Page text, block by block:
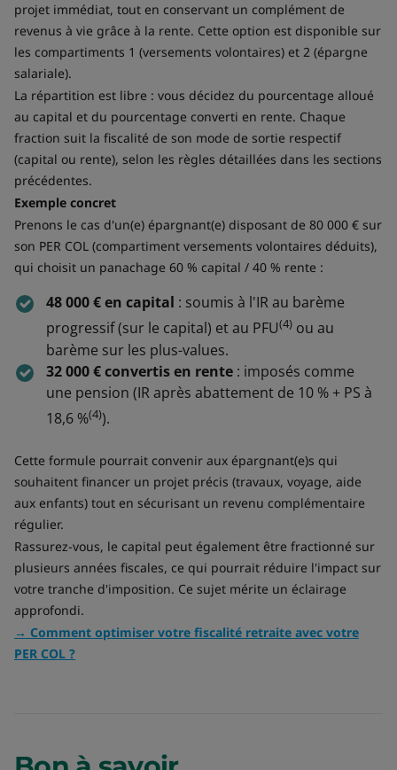
projet immédiat, tout en conservant un complément de
revenus à vie grâce à la rente. Cette option est disponible sur
les compartiments 1 (versements volontaires) et 2 (épargne
salariale).
La répartition est libre : vous décidez du pourcentage alloué
au capital et du pourcentage converti en rente. Chaque
fraction suit la fiscalité de son mode de sortie respectif
(capital ou rente), selon les règles détaillées dans les sections
précédentes.
Exemple concret
Prenons le cas d'un(e) épargnant(e) disposant de 80 000 € sur
son PER COL (compartiment versements volontaires déduits),
qui choisit un panachage 60 % capital / 40 % rente :
48 000 € en capital : soumis à l'IR au barème
progressif (sur le capital) et au PFU(4) ou au
barème sur les plus-values.
32 000 € convertis en rente : imposés comme
une pension (IR après abattement de 10 % + PS à
18,6 %(4)).
Cette formule pourrait convenir aux épargnant(e)s qui
souhaitent financer un projet précis (travaux, voyage, aide
aux enfants) tout en sécurisant un revenu complémentaire
régulier.
Rassurez-vous, le capital peut également être fractionné sur
plusieurs années fiscales, ce qui pourrait réduire l'impact sur
votre tranche d'imposition. Ce sujet mérite un éclairage
approfondi.
→ Comment optimiser votre fiscalité retraite avec votre
PER COL ?